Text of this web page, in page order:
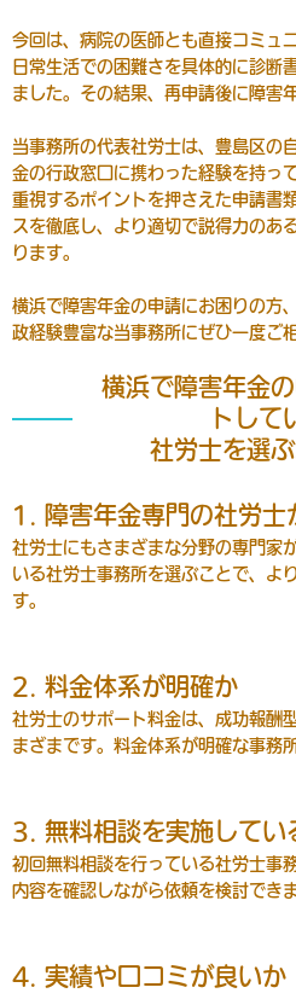
今回は、病院の医師とも直接コミュ
日常生活での困難さを具体的に診断
ました。その結果、再申請後に障害
当事務所の代表社労士は、豊島区の
金の行政窓口に携わった経験を持っ
重視するポイントを押さえた申請書
スを徹底し、より適切で説得力のあ
ります。
横浜で障害年金の申請にお困りの方
政経験豊富な当事務所にぜひ一度ご
横浜で障害年金
トして
社労士を選
1. 障害年金専門の社労士
社労士にもさまざまな分野の専門家
いる社労士事務所を選ぶことで、よ
す。
2. 料金体系が明確か
社労士のサポート料金は、成功報酬
まざまです。料金体系が明確な事務
3. 無料相談を実施してい
初回無料相談を行っている社労士事
内容を確認しながら依頼を検討できま
4. 実績や口コミが良いか